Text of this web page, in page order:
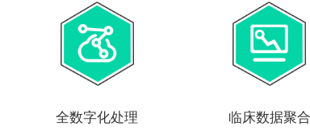
全数字化处理 临床数据聚合